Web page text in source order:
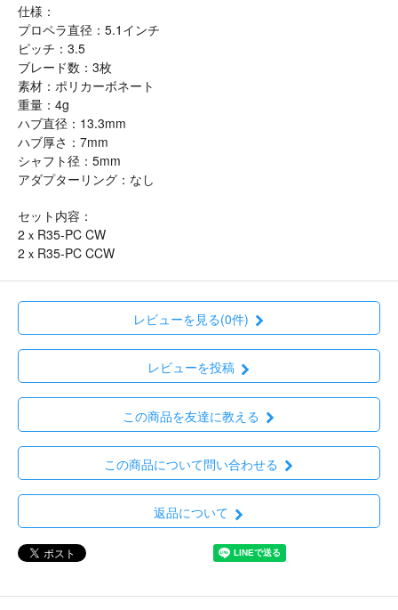
仕様：
プロペラ直径：5.1インチ
ピッチ：3.5
ブレード数：3枚
素材：ポリカーボネート
重量：4g
ハブ直径：13.3mm
ハブ厚さ：7mm
シャフト径：5mm
アダプターリング：なし
セット内容：
2ｘR35-PC CW
2ｘR35-PC CCW
レビューを見る(0件)
レビューを投稿
この商品を友達に教える
この商品について問い合わせる
返品について